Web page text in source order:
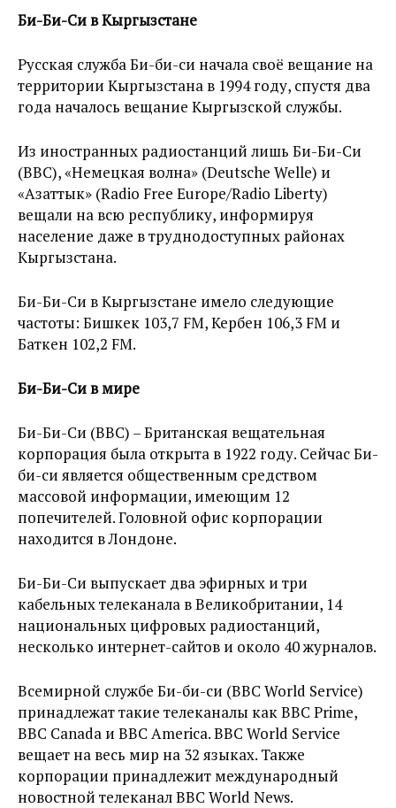
Би-Би-Си в Кыргызстане
Русская служба Би-би-си начала своё вещание на
территории Кыргызстана в 1994 году, спустя два
года началось вещание Кыргызской службы.
Из иностранных радиостанций лишь Би-Би-Си
(BBC), «Немецкая волна» (Deutsche Welle) и
«Азаттык» (Radio Free Europe/Radio Liberty)
вещали на всю республику, информируя
население даже в труднодоступных районах
Кыргызстана.
Би-Би-Си в Кыргызстане имело следующие
частоты: Бишкек 103,7 FM, Кербен 106,3 FM и
Баткен 102,2 FM.
Би-Би-Си в мире
Би-Би-Си (BBC) – Британская вещательная
корпорация была открыта в 1922 году. Сейчас Би-
би-си является общественным средством
массовой информации, имеющим 12
попечителей. Головной офис корпорации
находится в Лондоне.
Би-Би-Си выпускает два эфирных и три
кабельных телеканала в Великобритании, 14
национальных цифровых радиостанций,
несколько интернет-сайтов и около 40 журналов.
Всемирной службе Би-би-си (BBC World Service)
принадлежат такие телеканалы как BBC Prime,
BBC Canada и BBC America. BBC World Service
вещает на весь мир на 32 языках. Также
корпорации принадлежит международный
новостной телеканал BBC World News.